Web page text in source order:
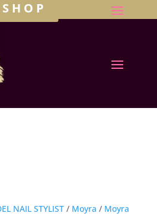
SHOP
NAIL STYLIST/ Moyra / Moyra